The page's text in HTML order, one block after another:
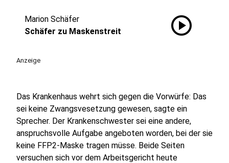
Marion Schäfer
Schäfer zu Maskenstreit
play_circle
Anzeige
Das Krankenhaus wehrt sich gegen die Vorwürfe: Das
sei keine Zwangsvesetzung gewesen, sagte ein
Sprecher. Der Krankenschwester sei eine andere,
anspruchsvolle Aufgabe angeboten worden, bei der sie
keine FFP2-Maske tragen müsse. Beide Seiten
versuchen sich vor dem Arbeitsgericht heute